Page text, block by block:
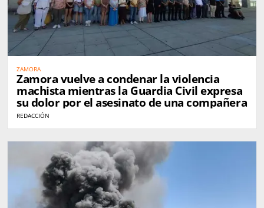
ZAMORA
Zamora vuelve a condenar la violencia
machista mientras la Guardia Civil expresa
su dolor por el asesinato de una compañera
REDACCIÓN